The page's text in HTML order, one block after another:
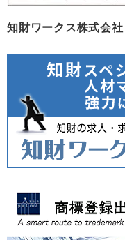
知財ワークス株式会社